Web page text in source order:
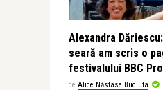
Alexandra
seară am scris o
festivalului BBC
de Alice Năstase Buciuta